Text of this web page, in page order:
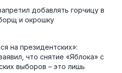
добавлять горчицу в
и окрошку
на президентских»:
что снятие «Яблока» с
выборов – это лишь